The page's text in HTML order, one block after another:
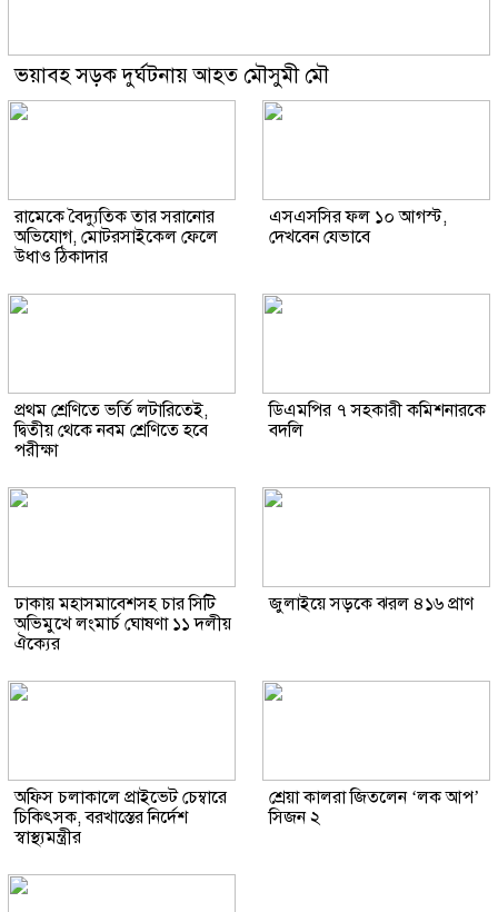
ভয়াবহ সড়ক দুর্ঘটনায় আহত মৌসুমী মৌ
রামেকে বৈদ্যুতিক তার সরানোর
অভিযোগ, মোটরসাইকেল ফেলে
উধাও ঠিকাদার
এসএসসির ফল ১০ আগস্ট,
দেখবেন যেভাবে
প্রথম শ্রেণিতে ভর্তি লটারিতেই,
দ্বিতীয় থেকে নবম শ্রেণিতে হবে
পরীক্ষা
ডিএমপির ৭ সহকারী কমিশনারকে
বদলি
ঢাকায় মহাসমাবেশসহ চার সিটি
অভিমুখে লংমার্চ ঘোষণা ১১ দলীয়
ঐক্যের
জুলাইয়ে সড়কে ঝরল ৪১৬ প্রাণ
অফিস চলাকালে প্রাইভেট চেম্বারে
চিকিৎসক, বরখাস্তের নির্দেশ
স্বাস্থ্যমন্ত্রীর
শ্রেয়া কালরা জিতলেন ‘লক আপ’
সিজন ২